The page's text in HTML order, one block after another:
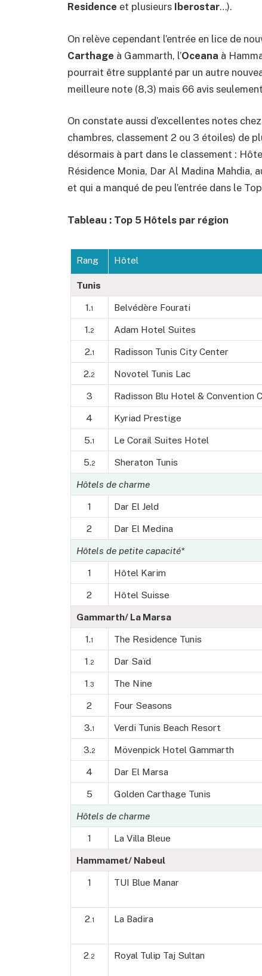
Residence et plusieurs Iberostar…).
On relève cependant l’entrée en lice de
Carthage à Gammarth, l’Oceana à
pourrait être supplanté par un autre
meilleure note (8,3) mais 66 avis
On constate aussi d’excellentes notes
chambres, classement 2 ou 3 étoiles) de
désormais à part dans le classement :
Résidence Monia, Dar Al Madina Mahdia,
et qui a manqué de peu l’entrée dans le
Tableau : Top 5 Hôtels par région
Rang Hôtel
Tunis
1.1 Belvédère Fourati
1.2 Adam Hotel Suites
2.1 Radisson Tunis City Center
2.2 Novotel Tunis Lac
3 Radisson Blu Hotel & Convention
4 Kyriad Prestige
5.1 Le Corail Suites Hotel
5.2 Sheraton Tunis
Hôtels de charme
1 Dar El Jeld
2 Dar El Medina
Hôtels de petite capacité*
1 Hôtel Karim
2 Hôtel Suisse
Gammarth/ La Marsa
1.1 The Residence Tunis
1 .2 Dar Saïd
1 .3 The Nine
2 Four Seasons
3.1 Verdi Tunis Beach Resort
3.2 Mövenpick Hotel Gammarth
4 Dar El Marsa
5 Golden Carthage Tunis
Hôtels de charme
1 La Villa Bleue
Hammamet/ Nabeul
1 TUI Blue Manar
2 .1 La Badira
2 .2 Royal Tulip Taj Sultan